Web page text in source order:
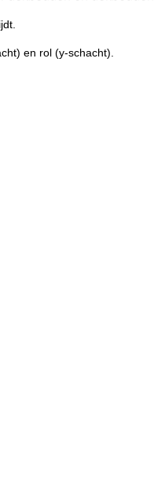
en rol (y-schacht).